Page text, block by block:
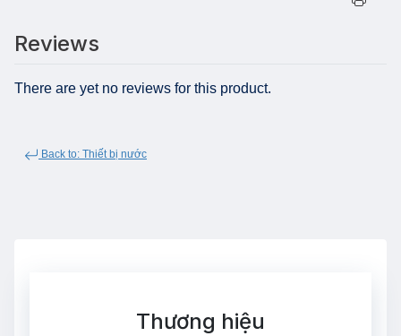
Reviews
There are yet no reviews for this product.
Back to: Thiết bị nước
Thương hiệu